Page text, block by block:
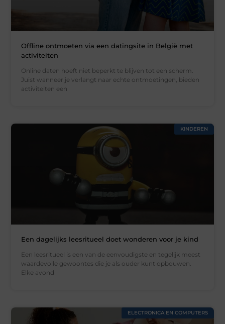
Offline ontmoeten via een datingsite in België met
activiteiten
Online daten hoeft niet beperkt te blijven tot een scherm.
Juist wanneer je verlangt naar echte ontmoetingen, bieden
activiteiten een
KINDEREN
Een dagelijks leesritueel doet wonderen voor je kind
Een leesritueel is een van de eenvoudigste en tegelijk meest
waardevolle gewoontes die je als ouder kunt opbouwen.
Elke avond
ELECTRONICA EN COMPUTERS